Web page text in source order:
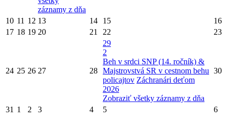
záznamy z dňa
10 11 12 13 14 15
16
17 18 19 20 21 22 23
24 25 26 27 28
29
2
Beh v srdci SNP (14. ročník) &
Majstrovstvá SR v cestnom behu
policajtov Záchranári deťom
2026
Zobraziť všetky záznamy z dňa
30
31 1 2 3 4 5 6